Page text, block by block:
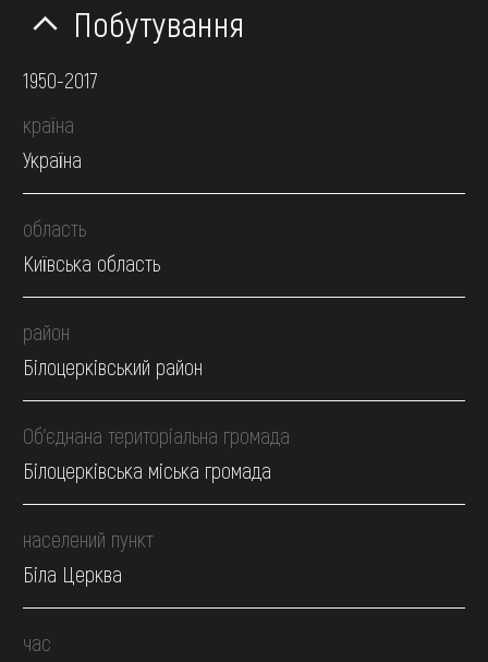
Побутування
1950-2017
країна
Україна
область
Київська область
район
Білоцерківський район
Об’єднана територіальна громада
Білоцерківська міська громада
населений пункт
Біла Церква
час